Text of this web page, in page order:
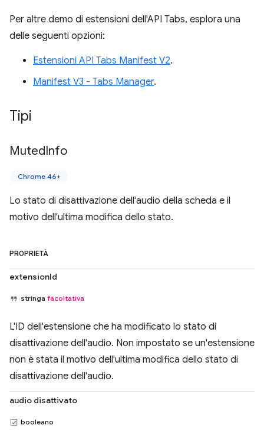
Per altre demo di estensioni dell'API Tabs, esplora una
delle seguenti opzioni:
Estensioni API Tabs Manifest V2.
Manifest V3 - Tabs Manager.
Tipi
MutedInfo
Chrome 46+
Lo stato di disattivazione dell'audio della scheda e il
motivo dell'ultima modifica dello stato.
PROPRIETÀ
extensionId
stringa facoltativa
L'ID dell'estensione che ha modificato lo stato di
disattivazione dell'audio. Non impostato se un'estensione
non è stata il motivo dell'ultima modifica dello stato di
disattivazione dell'audio.
audio disattivato
booleano